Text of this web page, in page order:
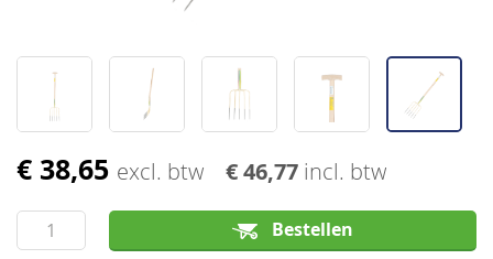
€ 38,65 excl. btw € 46,77 incl. btw
Bestellen
Ga
het
begin